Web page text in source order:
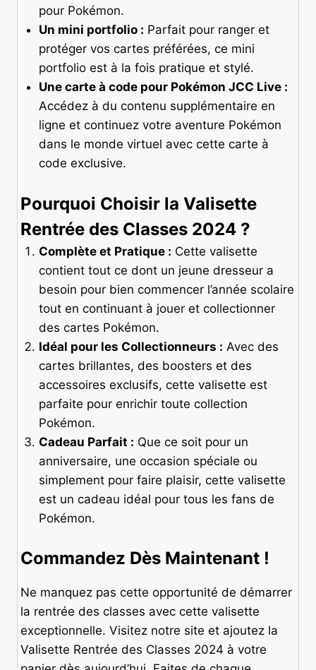
pour Pokémon.
Un mini portfolio : Parfait pour ranger et
protéger vos cartes préférées, ce mini
portfolio est à la fois pratique et stylé.
Une carte à code pour Pokémon JCC Live :
Accédez à du contenu supplémentaire en
ligne et continuez votre aventure Pokémon
dans le monde virtuel avec cette carte à
code exclusive.
Pourquoi Choisir la Valisette
Rentrée des Classes 2024 ?
Complète et Pratique : Cette valisette
contient tout ce dont un jeune dresseur a
besoin pour bien commencer l’année scolaire
tout en continuant à jouer et collectionner
des cartes Pokémon.
Idéal pour les Collectionneurs : Avec des
cartes brillantes, des boosters et des
accessoires exclusifs, cette valisette est
parfaite pour enrichir toute collection
Pokémon.
Cadeau Parfait : Que ce soit pour un
anniversaire, une occasion spéciale ou
simplement pour faire plaisir, cette valisette
est un cadeau idéal pour tous les fans de
Pokémon.
Commandez Dès Maintenant !
Ne manquez pas cette opportunité de démarrer
la rentrée des classes avec cette valisette
exceptionnelle. Visitez notre site et ajoutez la
Valisette Rentrée des Classes 2024 à votre